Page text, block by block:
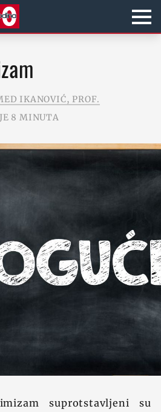
IKANOVIĆ, PROF.
8 MINUTA
suprotstavljeni su